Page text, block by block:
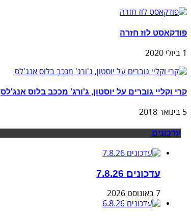
פודקאסט לוז חזרה
1 ביולי 2020
קרי וקליי גוברים על יוסטון, ג'ורג' מככב בלוס אנג'לס
5 בינואר 2018
עדכונים
עדכונים 7.8.26
7 באוגוסט 2026